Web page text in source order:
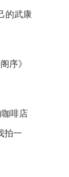
的武康
序》
啡店
拍一